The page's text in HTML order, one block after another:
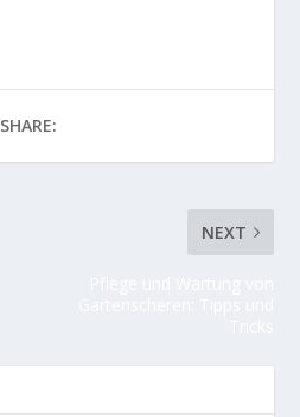
SHARE:
NEXT